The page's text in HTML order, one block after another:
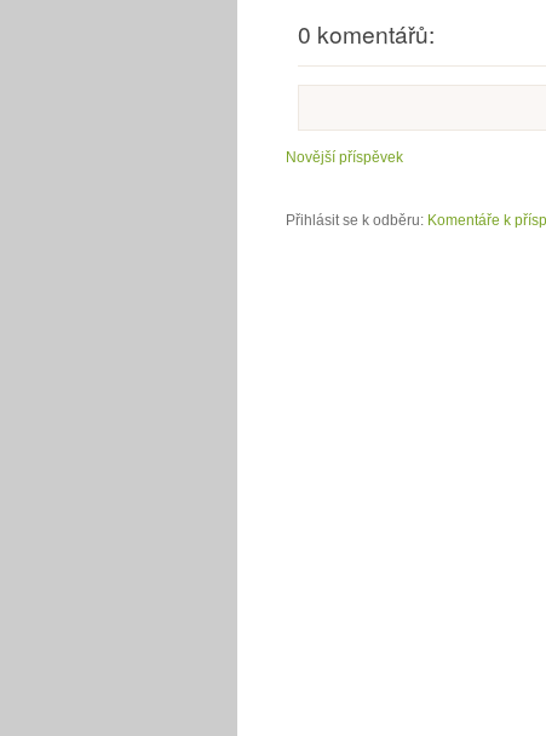
0 komentářů:
Novější příspěvek
Přihlásit se k odběru: Komentáře k